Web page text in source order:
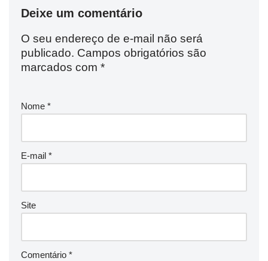
Deixe um comentário
O seu endereço de e-mail não será
publicado. Campos obrigatórios são
marcados com *
Nome *
E-mail *
Site
Comentário *